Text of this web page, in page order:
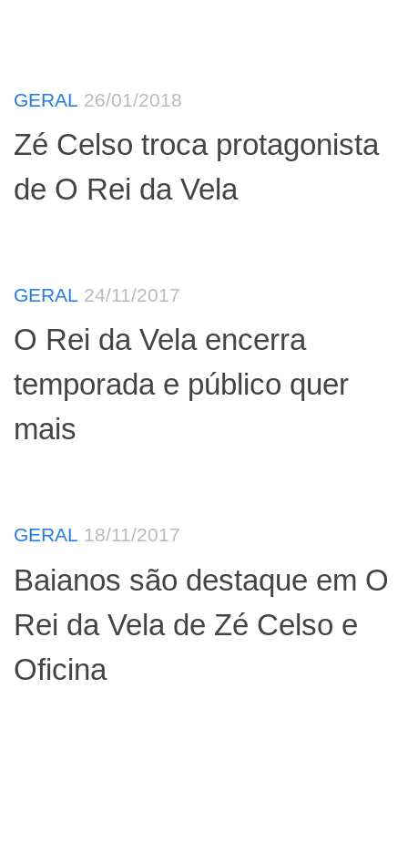
GERAL 26/01/2018
Zé Celso troca protagonista
de O Rei da Vela
GERAL 24/11/2017
O Rei da Vela encerra
temporada e público quer
mais
GERAL 18/11/2017
Baianos são destaque em O
Rei da Vela de Zé Celso e
Oficina